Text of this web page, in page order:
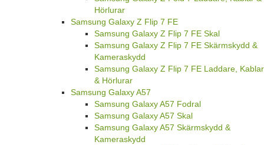
Hörlurar
Samsung Galaxy Z Flip 7 FE
Samsung Galaxy Z Flip 7 FE Skal
Samsung Galaxy Z Flip 7 FE Skärmskydd &
Kameraskydd
Samsung Galaxy Z Flip 7 FE Laddare, Kablar
& Hörlurar
Samsung Galaxy A57
Samsung Galaxy A57 Fodral
Samsung Galaxy A57 Skal
Samsung Galaxy A57 Skärmskydd &
Kameraskydd